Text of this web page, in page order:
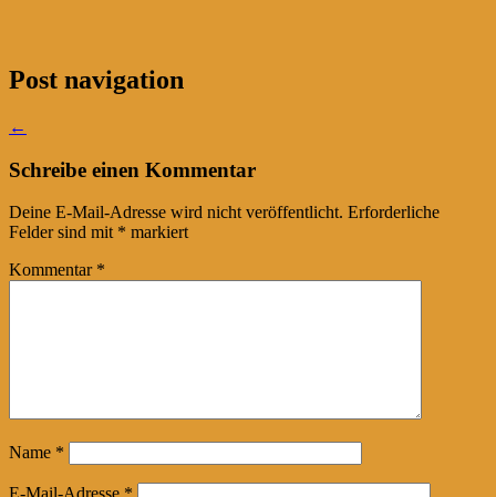
Post navigation
←
Schreibe einen Kommentar
Deine E-Mail-Adresse wird nicht veröffentlicht. Erforderliche
Felder sind mit * markiert
Kommentar *
Name *